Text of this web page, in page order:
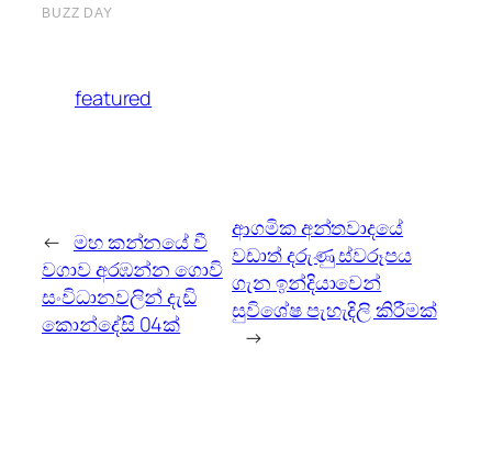
featured
← මහ කන්නයේ වී
වගාව අරඹන්න ගොවි
සංවිධානවලින් දැඩි
කොන්දේසි 04ක්
ආගමික අන්තවාදයේ
වඩාත් දරුණු ස්වරූපය
ගැන ඉන්දියාවෙන්
සුවිශේෂ පැහැදිලි කිරීමක්
→